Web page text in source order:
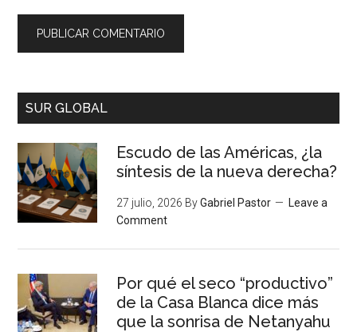
SUR GLOBAL
Escudo de las Américas, ¿la
síntesis de la nueva derecha?
27 julio, 2026 ByGabriel Pastor
Leave a
Comment
Por qué el seco “productivo”
de la Casa Blanca dice más
que la sonrisa de Netanyahu